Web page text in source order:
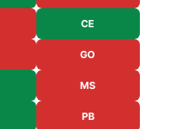
CE
GO
MS
PB